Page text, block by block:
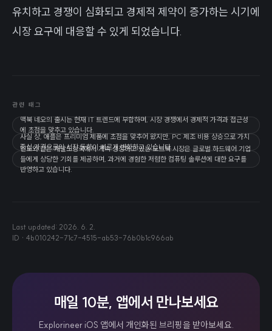
유치하고 경쟁이 심화되고 경제적 제약이 증가하는 시기에
시장 요구에 대응할 수 있게 되었습니다.
관련 태그
맥북 네오의 출시는 현재 IT 트렌드에 부합하며, 시장 경쟁에서 경제적 가격과 접근성
에 초점을 맞추고 있습니다.
사실 상, 애플은 프리미엄 제품에 초점을 맞추어 왔지만, PC 제조 비용 상승으로 가치
중심 가격으로의 시장 동향이 빠르게 변화하고 있습니다.
인도와 같은 개발도상국에서 계속 성장하고 있는 노트북 시장은 글로벌 하드웨어 기업
들에게 상당한 기회를 제공하며, 과거에 경험한 저렴한 컴퓨팅 솔루션에 대한 요구를
반영하고 있습니다.
Last updated: 2026. 6. 2.
ID · 4b010242-71c7-4515-ab53-76b0b1c966ab
매일 10분, 앱에서 만나보세요
Explorineer iOS 앱에서 개인화된 브리핑을 받아보세요.